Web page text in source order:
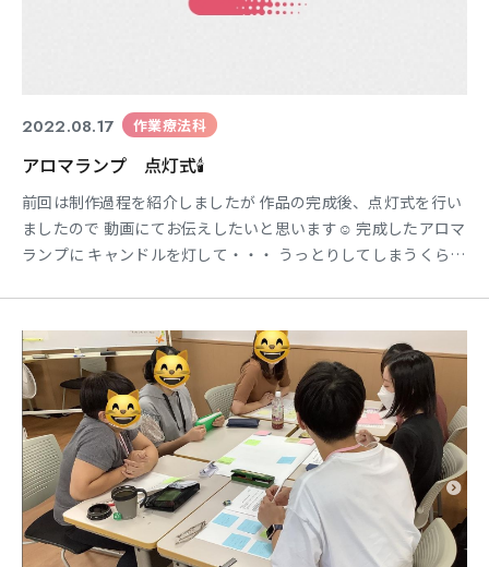
2022.08.17 作業療法科
アロマランプ 点灯式🕯
前回は制作過程を紹介しましたが 作品の完成後、点灯式を行い
ましたので 動画にてお伝えしたいと思います☺︎ 完成したアロマ
ランプに キャンドルを灯して・・・ うっとりしてしまうくらい
作業療法科 木村
=================================================
== 各SNSも随時更新中！ぜひご覧く